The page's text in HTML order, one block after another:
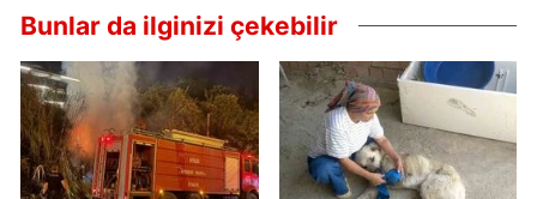
Bunlar da ilginizi çekebilir